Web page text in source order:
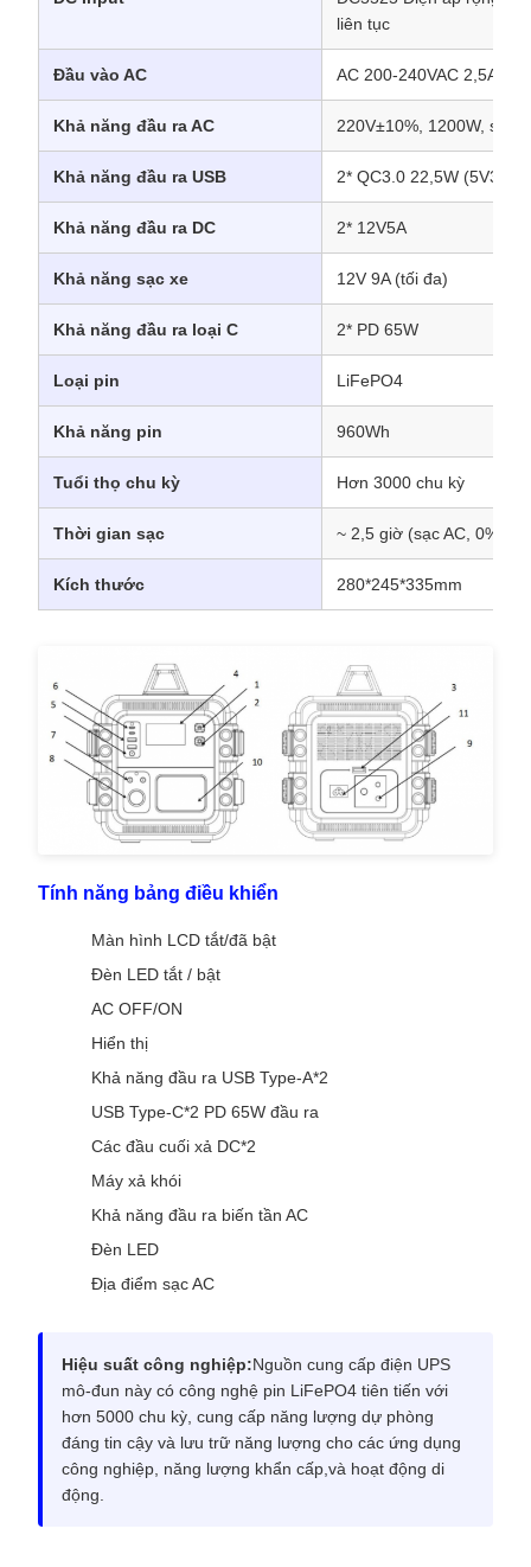
liên tục
Đầu vào AC AC 200-240VAC 2,5A
Khả năng đầu ra AC 220V±10%, 1200W, sóng
Khả năng đầu ra USB 2* QC3.0 22,5W (5V3A/
Khả năng đầu ra DC 2* 12V5A
Khả năng sạc xe 12V 9A (tối đa)
Khả năng đầu ra loại C 2* PD 65W
Loại pin LiFePO4
Khả năng pin 960Wh
Tuổi thọ chu kỳ Hơn 3000 chu kỳ
Thời gian sạc ~ 2,5 giờ (sạc AC, 0%
Kích thước 280*245*335mm
Tính năng bảng điều khiển
Màn hình LCD tắt/đã bật
Đèn LED tắt / bật
AC OFF/ON
Hiển thị
Khả năng đầu ra USB Type-A*2
USB Type-C*2 PD 65W đầu ra
Các đầu cuối xả DC*2
Máy xả khói
Khả năng đầu ra biến tần AC
Đèn LED
Địa điểm sạc AC
Hiệu suất công nghiệp:Nguồn cung cấp điện UPS
mô-đun này có công nghệ pin LiFePO4 tiên tiến với
hơn 5000 chu kỳ, cung cấp năng lượng dự phòng
đáng tin cậy và lưu trữ năng lượng cho các ứng dụng
công nghiệp, năng lượng khẩn cấp,và hoạt động di
động.